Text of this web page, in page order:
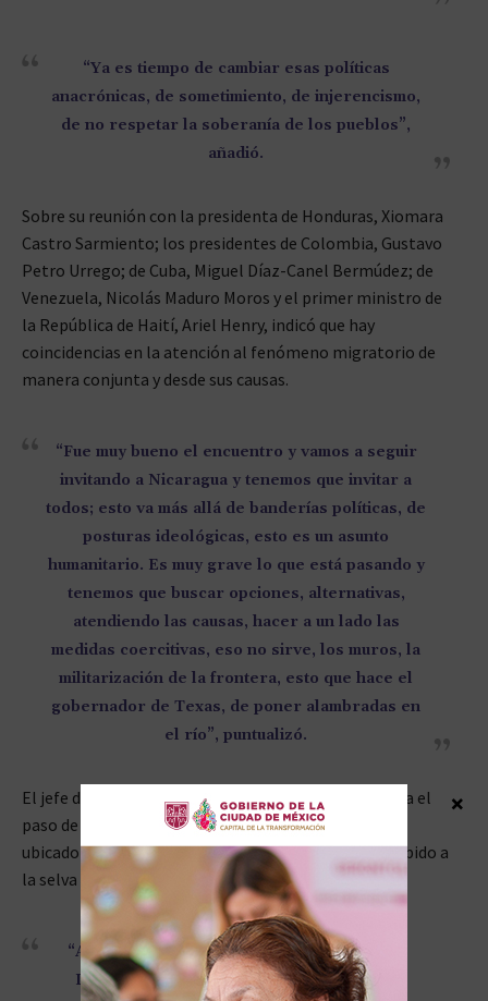
“Ya es tiempo de cambiar esas políticas
anacrónicas, de sometimiento, de injerencismo,
de no respetar la soberanía de los pueblos”,
añadió.
Sobre su reunión con la presidenta de Honduras, Xiomara
Castro Sarmiento; los presidentes de Colombia, Gustavo
Petro Urrego; de Cuba, Miguel Díaz-Canel Bermúdez; de
Venezuela, Nicolás Maduro Moros y el primer ministro de
la República de Haití, Ariel Henry, indicó que hay
coincidencias en la atención al fenómeno migratorio de
manera conjunta y desde sus causas.
“Fue muy bueno el encuentro y vamos a seguir
invitando a Nicaragua y tenemos que invitar a
todos; esto va más allá de banderías políticas, de
posturas ideológicas, esto es un asunto
humanitario. Es muy grave lo que está pasando y
tenemos que buscar opciones, alternativas,
atendiendo las causas, hacer a un lado las
medidas coercitivas, eso no sirve, los muros, la
militarización de la frontera, esto que hace el
gobernador de Texas, de poner alambradas en
el río”, puntualizó.
El jefe del Ejecutivo enfatizó los riesgos que conlleva el
paso de miles de migrantes por la región del Darién,
ubicado entre los límites de Colombia y Panamá, debido a
la selva y el control de las mafias.
“Aunque hay diferencias políticas, en lo del
Darién y en estas mafias que controlan la
×